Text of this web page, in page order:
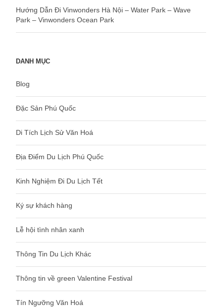
Hướng Dẫn Đi Vinwonders Hà Nội – Water Park – Wave
Park – Vinwonders Ocean Park
DANH MỤC
Blog
Đặc Sản Phú Quốc
Di Tích Lịch Sử Văn Hoá
Địa Điểm Du Lịch Phú Quốc
Kinh Nghiệm Đi Du Lịch Tết
Ký sự khách hàng
Lễ hội tình nhân xanh
Thông Tin Du Lịch Khác
Thông tin về green Valentine Festival
Tín Ngưỡng Văn Hoá